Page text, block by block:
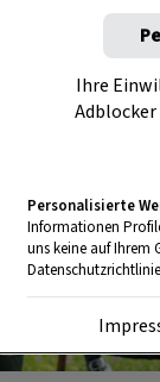
Ihre
Personalisierte
Informationen
uns keine auf Ihrem